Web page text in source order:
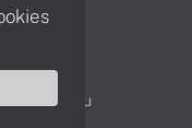
oddelenie
tovaru